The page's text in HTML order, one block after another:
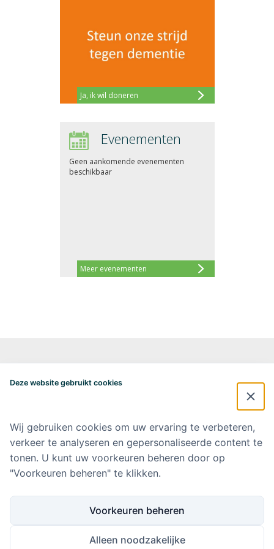
Ja, ik wil doneren
Evenementen
Meer evenementen
Geen aankomende evenementen
beschikbaar
Postbus 7057
alzheimercentrum@amsterdamumc.nl
Doneer via: NL 42 INGB 0006 9052 76 Ten name van: Stichting Steun
Alzheimercentrum Amsterdam
Amsterdam UMC
Deze website gebruikt cookies
Wij gebruiken cookies om uw ervaring te verbeteren,
verkeer te analyseren en gepersonaliseerde content te
tonen. U kunt uw voorkeuren beheren door op
"Voorkeuren beheren" te klikken.
Voorkeuren beheren
Alleen noodzakelijke